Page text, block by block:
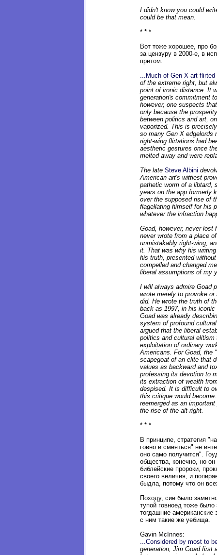
I didn't know you could
could be that mean.
* * *
Вот тоже хорошее, про
за цензуру в 2000-е, в
притом.
...Much of Gen X art
of the extreme right, but
point of ironic distance. It
generation's commitment
however, one suspects
only because the
between politics and art,
vaporized. This is
so many Gen X edgelords
right-wing flirtations had
aesthetic gestures once
melted away and were
The late Steve Albini
American art's wittiest
pathetic worm of a libtard,
years on the app formerly
over the supposed rise of
flagellating himself for his
whatever the infraction
Goad, however, never lost
never wrote from a place
unmistakably right-wing,
it. That was why his
his truth, presented
compelled and changed
liberal assumptions of my
I will always admire Goad
wrote merely to provoke
did. He wrote the truth of
back as 1997, in his
Goad was already
system of profound
argued that the liberal
politics and cultural
exploitation of ordinary
Americans. For Goad, the
scapegoat of an elite that
values as backward and
professing its devotion to
its extraction of wealth
despised. It is difficult to
this critique would
reemerged as an
the rise of the alt-right.
* * *
В принципе, стратегия
говно и смеяться" не
оно само получится".
общества, конечно, но он
библейские пророки,
своего величия, и
быдла, потому что он
Походу, сие было
тупой говноед тоже
тогдашние
с ним такие же уебища.
Gavin McInnes:
...Considered by most to
generation, Jim Goad first